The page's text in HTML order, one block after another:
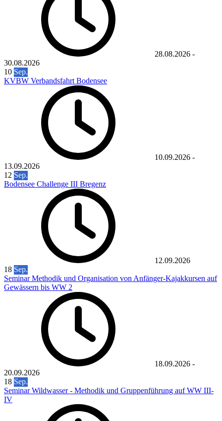
28.08.2026 -
30.08.2026
10 Sep.
KVBW Verbandsfahrt Bodensee
10.09.2026 -
13.09.2026
12 Sep.
Bodensee Challenge III Bregenz
12.09.2026
18 Sep.
Seminar Methodik und Organisation von Anfänger-Kajakkursen auf
Gewässern bis WW 2
18.09.2026 -
20.09.2026
18 Sep.
Seminar Wildwasser - Methodik und Gruppenführung auf WW III-
IV